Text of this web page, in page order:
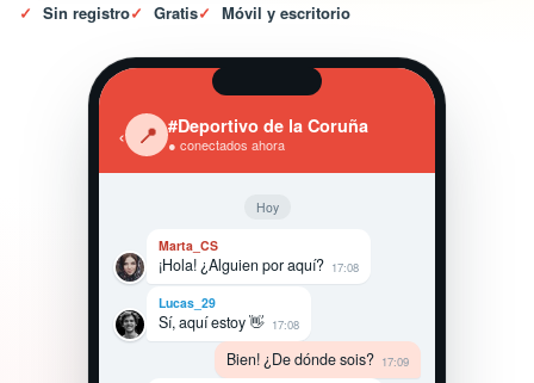
✓ Sin registro✓ Gratis✓ Móvil y escritorio
‹ 📍 #Deportivo de la Coruña
● conectados ahora
Hoy
Marta_CS
¡Hola! ¿Alguien por aquí? 17:08
Lucas_29
Sí, aquí estoy 👋 17:08
Bien! ¿De dónde sois? 17:09